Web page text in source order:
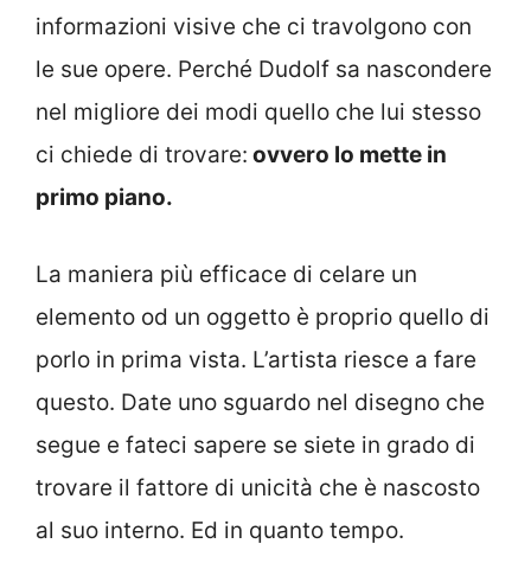
informazioni visive che ci travolgono con
le sue opere. Perché Dudolf sa nascondere
nel migliore dei modi quello che lui stesso
ci chiede di trovare: ovvero lo mette in
primo piano.
La maniera più efficace di celare un
elemento od un oggetto è proprio quello di
porlo in prima vista. L’artista riesce a fare
questo. Date uno sguardo nel disegno che
segue e fateci sapere se siete in grado di
trovare il fattore di unicità che è nascosto
al suo interno. Ed in quanto tempo.